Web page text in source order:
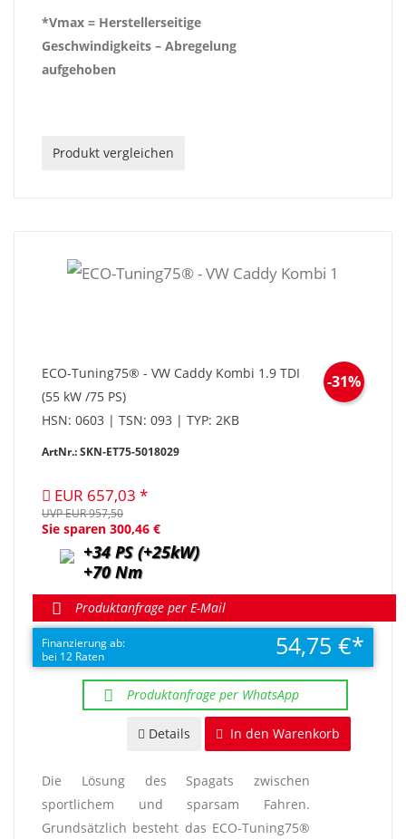
*Vmax = Herstellerseitige
Geschwindigkeits – Abregelung
aufgehoben
Produkt vergleichen
ECO-Tuning75® - VW Caddy Kombi 1.9 TDI
(55 kW /75 PS)
HSN: 0603 | TSN: 093 | TYP: 2KB
ArtNr.: SKN-ET75-5018029
EUR 657,03
-31%
UVP EUR 957,50
Sie sparen 300,46 €
+34 PS (+25kW)
+70 Nm
Produktanfrage per E-Mail
Finanzierung ab:
bei 12 Raten
54,75 €
Produktanfrage per WhatsApp
In den Warenkorb
Details
Die Lösung des Spagats zwischen
sportlichem und sparsam Fahren.
Grundsätzlich besteht das ECO-Tuning75®